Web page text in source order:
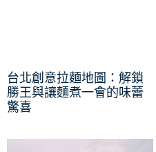
台北創意拉麵地圖：解鎖
勝王與讓麵煮一會的味蕾
驚喜